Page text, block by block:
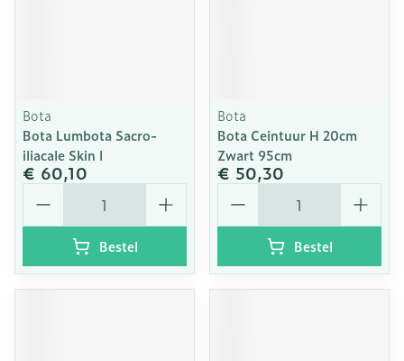
Bota
Bota Lumbota Sacro-
iliacale Skin l
€ 60,10
Aantal
Bestel
Bota
Bota Ceintuur H 20cm
Zwart 95cm
€ 50,30
Aantal
Bestel